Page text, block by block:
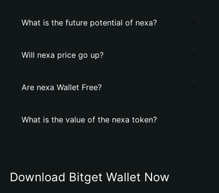
What is the future potential of nexa?
Will nexa price go up?
Are nexa Wallet Free?
What is the value of the nexa token?
Download Bitget Wallet Now